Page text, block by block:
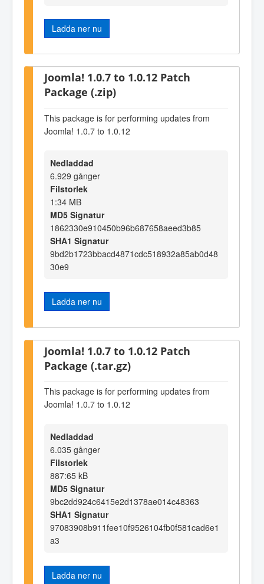
Ladda ner nu
Joomla! 1.0.7 to 1.0.12 Patch
Package (.zip)
This package is for performing updates from
Joomla! 1.0.7 to 1.0.12
Nedladdad
6.929 gånger
Filstorlek
1:34 MB
MD5 Signatur
1862330e910450b96b687658aeed3b85
SHA1 Signatur
9bd2b1723bbacd4871cdc518932a85ab0d48
30e9
Ladda ner nu
Joomla! 1.0.7 to 1.0.12 Patch
Package (.tar.gz)
This package is for performing updates from
Joomla! 1.0.7 to 1.0.12
Nedladdad
6.035 gånger
Filstorlek
887:65 kB
MD5 Signatur
9bc2dd924c6415e2d1378ae014c48363
SHA1 Signatur
97083908b911fee10f9526104fb0f581cad6e1
a3
Ladda ner nu